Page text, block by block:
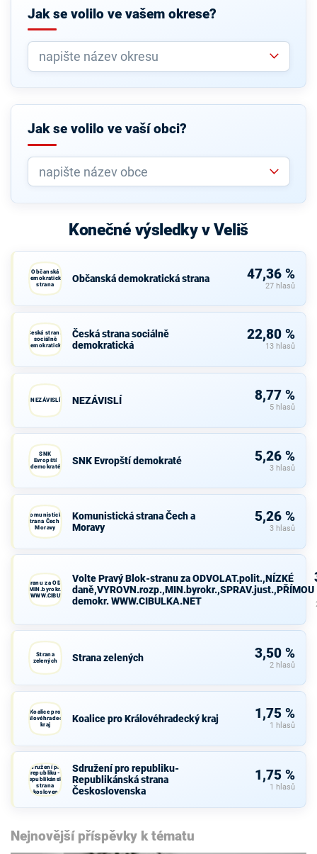
Jak se volilo ve vašem okrese?
Jak se volilo ve vaší obci?
Konečné výsledky v Veliš
Občanská
demokratická
strana
Občanská demokratická strana 47,36 %
27 hlasů
Česká strana
sociálně
demokratická
Česká strana sociálně
demokratická
22,80 %
13 hlasů
NEZÁVISLÍ NEZÁVISLÍ 8,77 %
5 hlasů
SNK
Evropští
demokraté
SNK Evropští demokraté 5,26 %
3 hlasů
Komunistická
strana Čech a
Moravy
Komunistická strana Čech a
Moravy
5,26 %
3 hlasů
Blok-stranu za ODVOLAT.polit.,NÍZKÉ
demokr. WWW.CIBULKA.NET
Volte Pravý Blok-stranu za ODVOLAT.polit.,NÍZKÉ
daně,VYROVN.rozp.,MIN.byrokr.,SPRAV.just.,PŘÍMOU
demokr. WWW.CIBULKA.NET
Strana
zelených
Strana zelených 3,50 %
2 hlasů
Koalice pro
Královéhradecký
kraj
Koalice pro Královéhradecký kraj 1,75 %
1 hlasů
Sdružení pro
republiku-
Republikánská
strana
Československa
Sdružení pro republiku-
Republikánská strana
Československa
1,75 %
1 hlasů
Nejnovější příspěvky k tématu